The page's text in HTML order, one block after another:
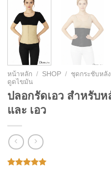
หน้าหลัก / SHOP / ชุดกระชับหลั
ดูดไขมัน
ปลอกรัดเอว สำหรับ
และ เอว